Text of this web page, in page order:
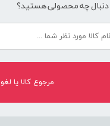
دنبال چه محصولی هستید؟
مرجوع کالا یا